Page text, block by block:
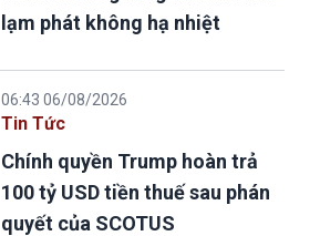
lạm phát không hạ nhiệt
06:43 06/08/2026
Tin Tức
Chính quyền Trump hoàn trả
100 tỷ USD tiền thuế sau phán
quyết của SCOTUS